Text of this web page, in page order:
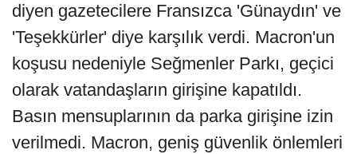
diyen gazetecilere Fransızca 'Günaydın' ve
'Teşekkürler' diye karşılık verdi. Macron'un
koşusu nedeniyle Seğmenler Parkı, geçici
olarak vatandaşların girişine kapatıldı.
Basın mensuplarının da parka girişine izin
verilmedi. Macron, geniş güvenlik önlemleri